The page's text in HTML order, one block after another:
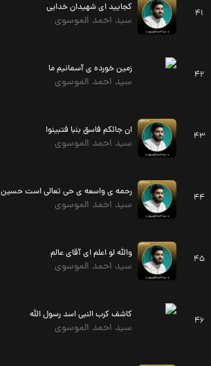
41 کجایید ای شهیدان خدایی
سید احمد الموسوی
42 زمین خورده ی آسمانیم ما
سید احمد الموسوی
43 ان جائکم فاسق بنبا فتبینوا
سید احمد الموسوی
44 رحمه ی واسعه ی حی تعالی است حسین
سید احمد الموسوی
45 والله لو اعلم ای آقای عالم
سید احمد الموسوی
46 کاشف کرب النبی اسد رسول الله
سید احمد الموسوی